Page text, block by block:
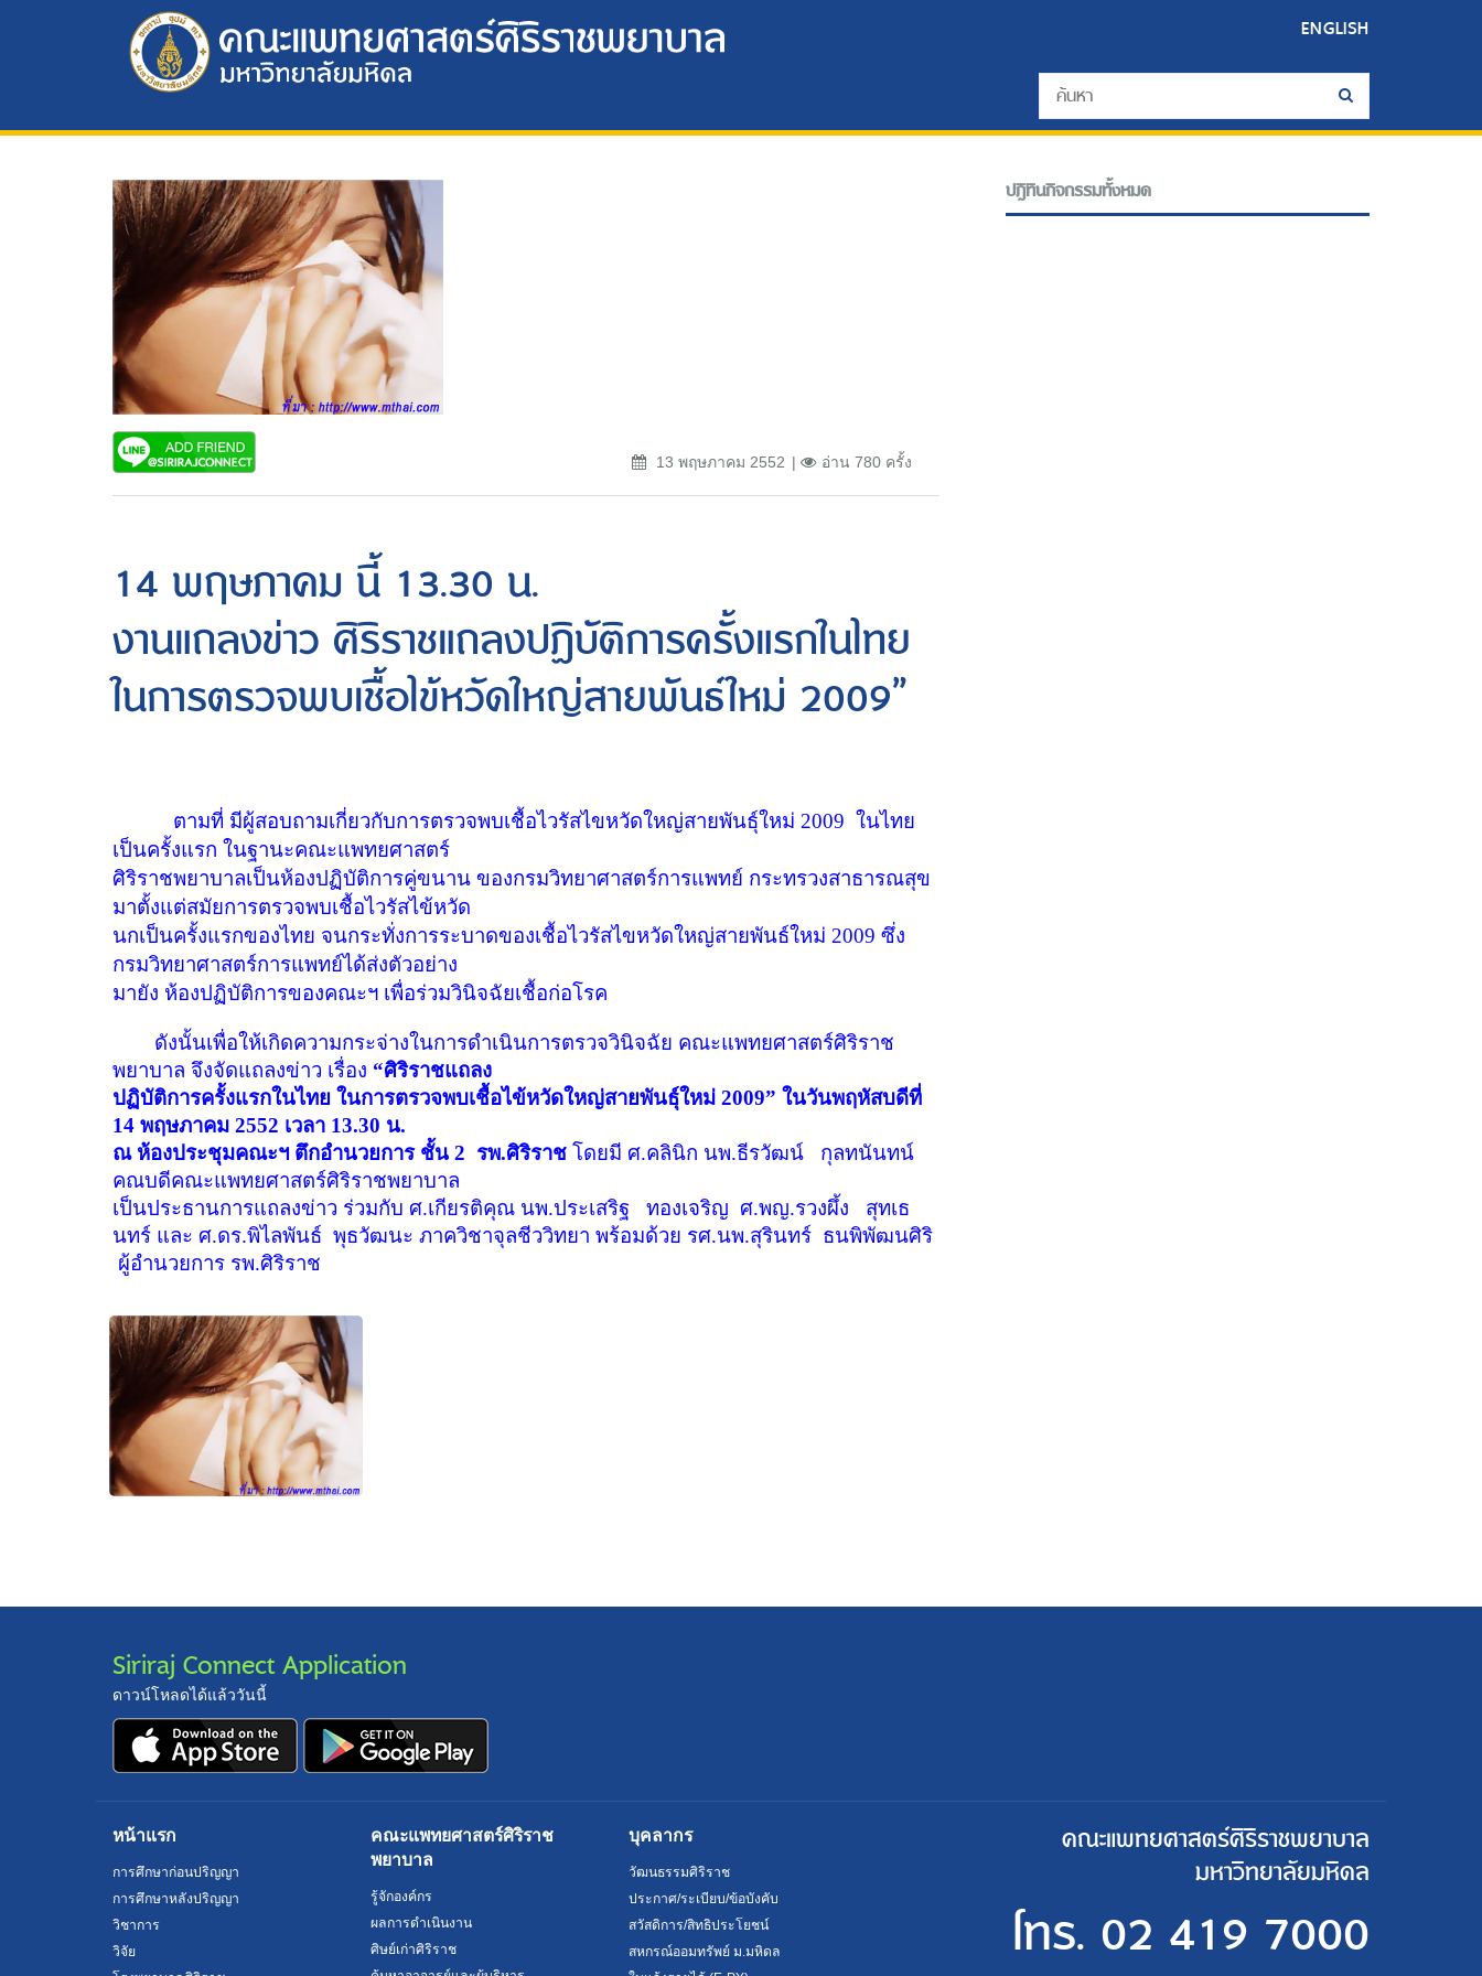
ENGLISH
13 พฤษภาคม 2552 อ่าน 780 ครั้ง
14 พฤษภาคม นี้ 13.30 น.
งานแถลงข่าว ศิริราชแถลงปฏิบัติการครั้งแรกในไทย
ในการตรวจพบเชื้อไข้หวัดใหญ่สายพันธ์ใหม่ 2009”
ตามที่ มีผู้สอบถามเกี่ยวกับการตรวจพบเชื้อไวรัสไขหวัดใหญ่สายพันธุ์ใหม่ 2009 ในไทย
เป็นครั้งแรก ในฐานะคณะแพทยศาสตร์
ศิริราชพยาบาลเป็นห้องปฏิบัติการคู่ขนาน ของกรมวิทยาศาสตร์การแพทย์ กระทรวงสาธารณสุข
มาตั้งแต่สมัยการตรวจพบเชื้อไวรัสไข้หวัด
นกเป็นครั้งแรกของไทย จนกระทั่งการระบาดของเชื้อไวรัสไขหวัดใหญ่สายพันธ์ใหม่ 2009 ซึ่ง
กรมวิทยาศาสตร์การแพทย์ได้ส่งตัวอย่าง
มายัง ห้องปฏิบัติการของคณะฯ เพื่อร่วมวินิจฉัยเชื้อก่อโรค
ดังนั้นเพื่อให้เกิดความกระจ่างในการดำเนินการตรวจวินิจฉัย คณะแพทยศาสตร์ศิริราช
พยาบาล จึงจัดแถลงข่าว เรื่อง “ศิริราชแถลง
ปฏิบัติการครั้งแรกในไทย ในการตรวจพบเชื้อไข้หวัดใหญ่สายพันธุ์ใหม่ 2009” ในวันพฤหัสบดีที่
14 พฤษภาคม 2552 เวลา 13.30 น.
ณ ห้องประชุมคณะฯ ตึกอำนวยการ ชั้น 2 รพ.ศิริราช โดยมี ศ.คลินิก นพ.ธีรวัฒน์
กุลทนันทน์
คณบดีคณะแพทยศาสตร์ศิริราชพยาบาล
เป็นประธานการแถลงข่าว ร่วมกับ ศ.เกียรติคุณ นพ.ประเสริฐ
ทองเจริญ ศ.พญ.รวงผึ้ง
สุทเธ
นทร์ และ ศ.ดร.พิไลพันธ์ พุธวัฒนะ ภาควิชาจุลชีววิทยา พร้อมด้วย รศ.นพ.สุรินทร์ ธนพิพัฒนศิริ
ผู้อำนวยการ รพ.ศิริราช
ปฎิทินกิจกรรมทั้งหมด
Siriraj Connect Application
ดาวน์โหลดได้แล้ววันนี้
หน้าแรก
การศึกษาก่อนปริญญา
การศึกษาหลังปริญญา
วิชาการ
วิจัย
คณะแพทยศาสตร์ศิริราช
พยาบาล
รู้จักองค์กร
ผลการดำเนินงาน
ศิษย์เก่าศิริราช
บุคลากร
วัฒนธรรมศิริราช
ประกาศ/ระเบียบ/ข้อบังคับ
สวัสดิการ/สิทธิประโยชน์
สหกรณ์ออมทรัพย์ ม.มหิดล
คณะแพทยศาสตร์ศิริราชพยาบาล
มหาวิทยาลัยมหิดล
โทร. 02 419 7000